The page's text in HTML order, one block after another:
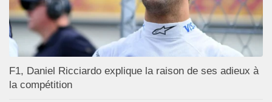
F1, Daniel Ricciardo explique la raison de ses adieux à
la compétition